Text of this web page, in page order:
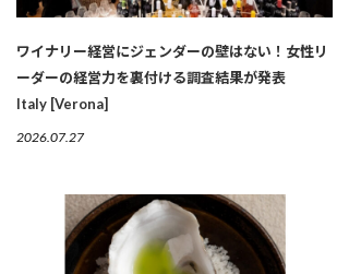
ワイナリー経営にジェンダーの壁はない！女性リ
ーダーの経営力を裏付ける調査結果が発表
Italy [Verona]
2026.07.27